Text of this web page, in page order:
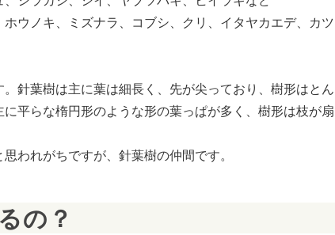
ウノキ、ミズナラ、コブシ、クリ、イタヤカエデ、カツ
針葉樹は主に葉は細長く、先が尖っており、樹形はとん
平らな楕円形のような形の葉っぱが多く、樹形は枝が扇
われがちですが、針葉樹の仲間です。
の？